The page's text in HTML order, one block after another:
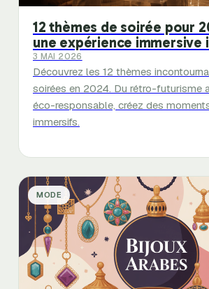
12 thèmes de soirée pour
une expérience immersive
3 MAI 2026
Découvrez les 12 thèmes
soirées en 2024. Du rétro-futurisme
éco-responsable, créez des
immersifs.
MODE